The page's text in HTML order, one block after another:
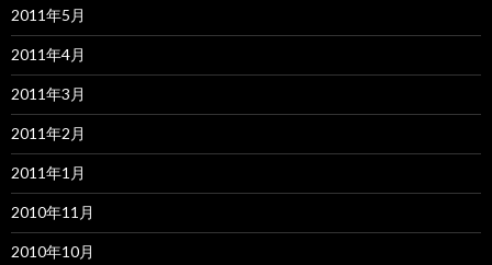
2011年5月
2011年4月
2011年3月
2011年2月
2011年1月
2010年11月
2010年10月